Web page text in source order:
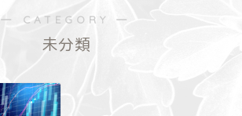
― CATEGORY ―
未分類